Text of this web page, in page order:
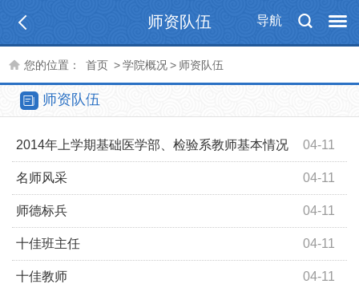
导航
师资队伍
您的位置： 首页 >学院概况> 师资队伍
师资队伍
04-11
2014年上学期基础医学部、检验系教师基本情况
04-11
名师风采
04-11
师德标兵
04-11
十佳班主任
04-11
十佳教师